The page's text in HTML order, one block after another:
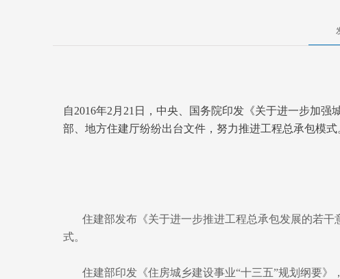
自2016年2月21日，中央、国务院印发《关于进一步加
部、地方住建厅纷纷出台文件，努力推进工程总承包模式
住建部发布《关于进一步推进工程总承包发展的若
式。
住建部印发《住房城乡建设事业“十三五”规划纲要